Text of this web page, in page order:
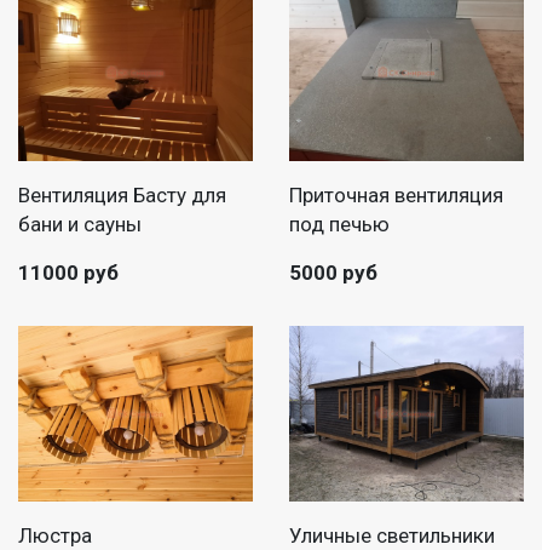
Вентиляция Басту для
бани и сауны
11000 руб
Приточная вентиляция
под печью
5000 руб
Люстра
Уличные светильники